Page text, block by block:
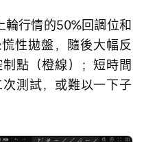
輪行情的50%回調位和
性拋盤，隨後大幅反
點（橙線）；短時間
測試，或難以一下子